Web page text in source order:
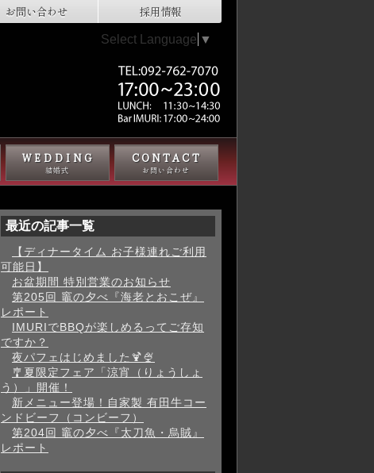
お問い合わせ 採用情報
Select Language ▼
WEDDING
結婚式
CONTACT
お問い合わせ
最近の記事一覧
【ディナータイム お子様連れご利用
可能日】
お盆期間 特別営業のお知らせ
第205回 竈の夕べ『海老とおこぜ』
レポート
IMURIでBBQが楽しめるってご存知
ですか？
夜パフェはじめました🍹🍨
🎐夏限定フェア「涼宵（りょうしょ
う）」開催！
新メニュー登場！自家製 有田牛コー
ンドビーフ（コンビーフ）
第204回 竈の夕べ『太刀魚・烏賊』
レポート